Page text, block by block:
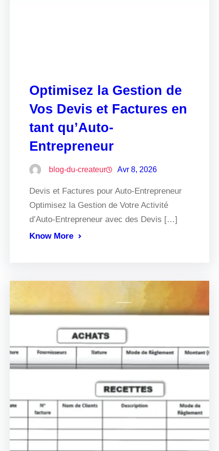
Optimisez la Gestion de
Vos Devis et Factures en
tant qu’Auto-
Entrepreneur
blog-du-createur Avr 8, 2026
Devis et Factures pour Auto-Entrepreneur
Optimisez la Gestion de Votre Activité
d’Auto-Entrepreneur avec des Devis […]
Know More